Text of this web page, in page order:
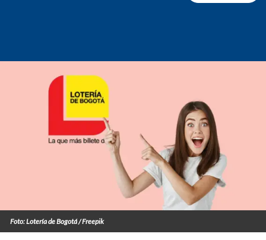
Foto: Lotería de Bogotá / Freepik